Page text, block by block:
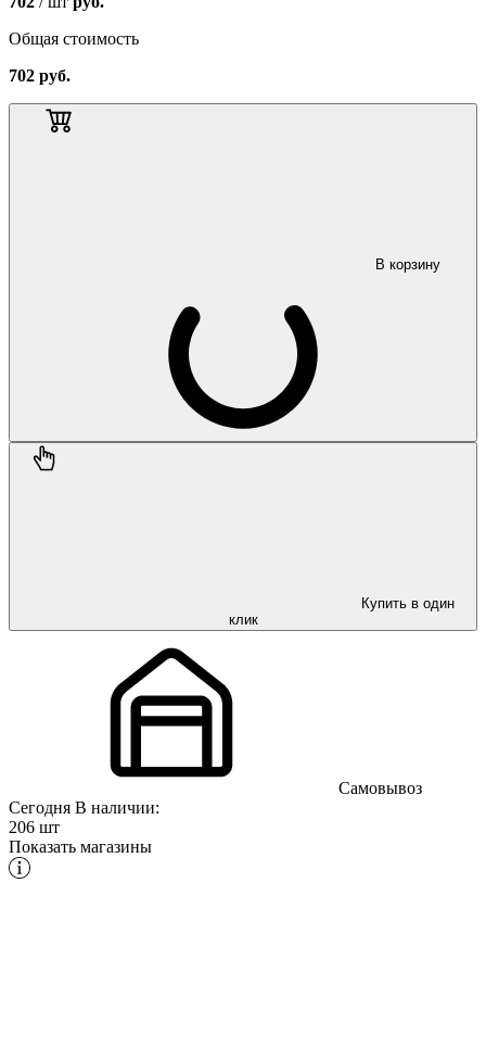
Общая стоимость
702 руб.
В корзину
Купить в один
клик
Самовывоз
Сегодня В наличии:
206 шт
Показать магазины